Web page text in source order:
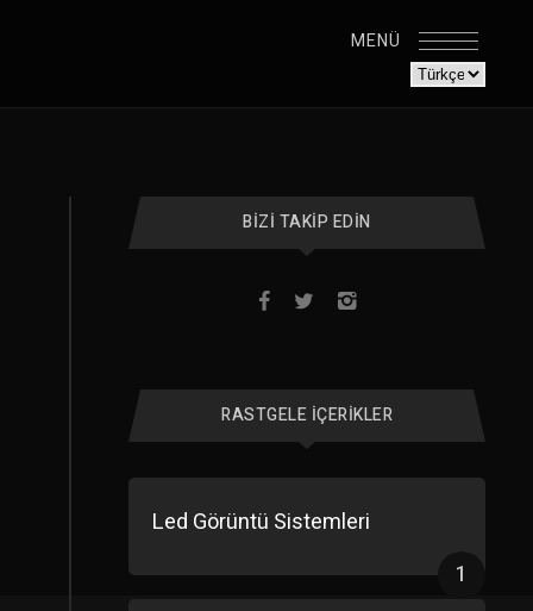
MENÜ
BIZI TAKIP EDIN
RASTGELE İÇERIKLER
Led Görüntü Sistemleri
1